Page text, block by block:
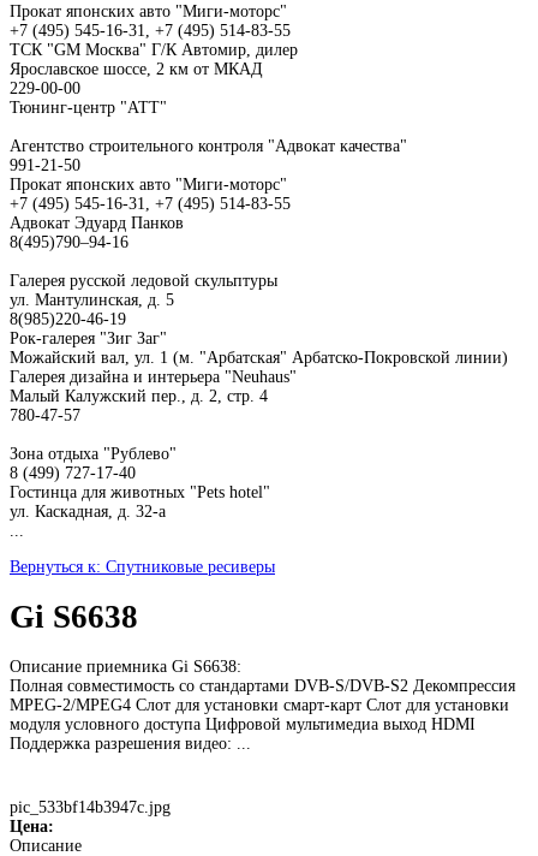
Прокат японских авто "Миги-моторс"
+7 (495) 545-16-31, +7 (495) 514-83-55
ТСК "GM Москва" Г/К Автомир, дилер
Ярославское шоссе, 2 км от МКАД
229-00-00
Тюнинг-центр "АТТ"
Агентство строительного контроля "Адвокат качества"
991-21-50
Прокат японских авто "Миги-моторс"
+7 (495) 545-16-31, +7 (495) 514-83-55
Адвокат Эдуард Панков
8(495)790–94-16
Галерея русской ледовой скульптуры
ул. Мантулинская, д. 5
8(985)220-46-19
Рок-галерея "Зиг Заг"
Можайский вал, ул. 1 (м. "Арбатская" Арбатско-Покровской линии)
Галерея дизайна и интерьера "Neuhaus"
Малый Калужский пер., д. 2, стр. 4
780-47-57
Зона отдыха "Рублево"
8 (499) 727-17-40
Гостинца для животных "Рets hotel"
ул. Каскадная, д. 32-а
Вернуться к: Спутниковые ресиверы
Gi S6638
Описание приемника Gi S6638:
Полная совместимость со стандартами DVB-S/DVB-S2 Декомпрессия
MPEG-2/MPEG4 Слот для установки смарт-карт Слот для установки
модуля условного доступа Цифровой мультимедиа выход HDMI
Поддержка разрешения видео: ...
pic_533bf14b3947c.jpg
Цена:
Описание